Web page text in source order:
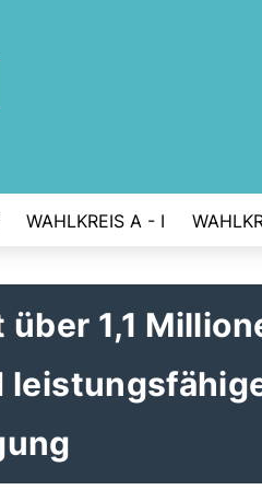
WAHLKREIS A - I
1,1